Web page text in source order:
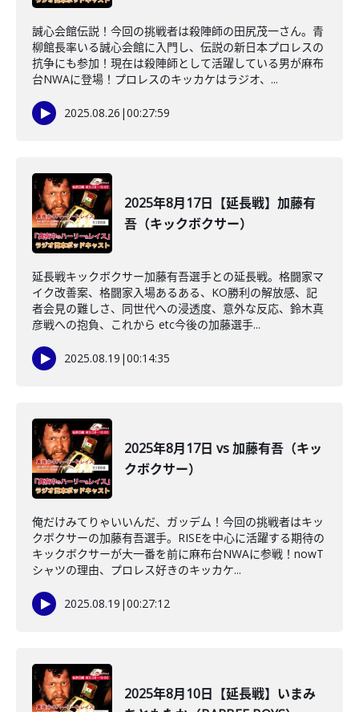
誠心会館伝説！今回の挑戦者は殺陣師の田尻茂一さん。青
柳館長率いる誠心会館に入門し、伝説の新日本プロレスの
抗争にも参加！現在は殺陣師として活躍している男が麻布
台NWAに登場！プロレスのキッカケはラジオ、...
2025.08.26 |00:27:59
2025年8月17日【延長戦】加藤有
吾（キックボクサー）
延長戦キックボクサー加藤有吾選手との延長戦。格闘家マ
イク改善案、格闘家入場あるある、KO勝利の解放感、記
者会見の難しさ、同世代への浸透度、意外な反応、鈴木真
彦戦への抱負、これから etc今後の加藤選手...
2025.08.19 |00:14:35
2025年8月17日 vs 加藤有吾（キッ
クボクサー）
俺だけみてりゃいいんだ、ガッデム！今回の挑戦者はキッ
クボクサーの加藤有吾選手。RISEを中心に活躍する期待の
キックボクサーが大一番を前に麻布台NWAに参戦！nowT
シャツの理由、プロレス好きのキッカケ...
2025.08.19 |00:27:12
2025年8月10日【延長戦】いまみ